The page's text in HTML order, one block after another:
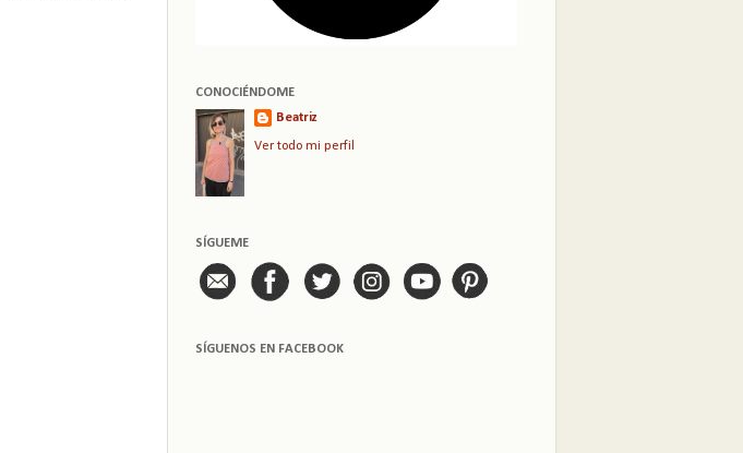
CONOCIÉNDOME
Beatriz
Ver todo mi perfil
SÍGUEME
SÍGUENOS EN FACEBOOK